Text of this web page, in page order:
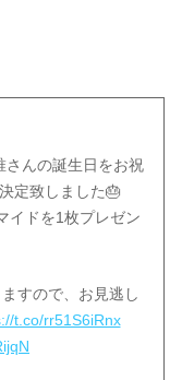
さんの誕生日をお祝
定致しました🎂
イドを1枚プレゼン
すので、お見逃し
t.co/rr51S6iRnx